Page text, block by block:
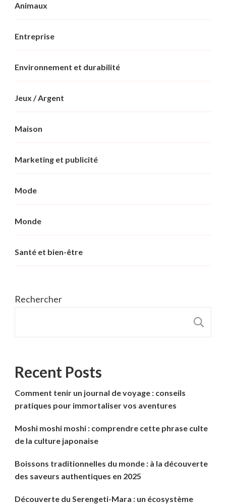
Animaux
Entreprise
Environnement et durabilité
Jeux / Argent
Maison
Marketing et publicité
Mode
Monde
Santé et bien-être
Rechercher
Recent Posts
Comment tenir un journal de voyage : conseils
pratiques pour immortaliser vos aventures
Moshi moshi moshi : comprendre cette phrase culte
de la culture japonaise
Boissons traditionnelles du monde : à la découverte
des saveurs authentiques en 2025
Découverte du Serengeti-Mara : un écosystème